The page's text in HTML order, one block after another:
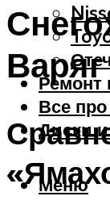
Ремонт
Все
Диски
Меню